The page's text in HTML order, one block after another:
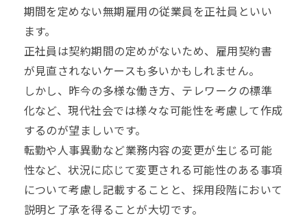
期間を定めない無期雇用の従業員を正社員といい
ます。
正社員は契約期間の定めがないため、雇用契約書
が見直されないケースも多いかもしれません。
しかし、昨今の多様な働き方、テレワークの標準
化など、現代社会では様々な可能性を考慮して作成
するのが望ましいです。
転勤や人事異動など業務内容の変更が生じる可能
性など、状況に応じて変更される可能性のある事項
について考慮し記載することと、採用段階において
説明と了承を得ることが大切です。